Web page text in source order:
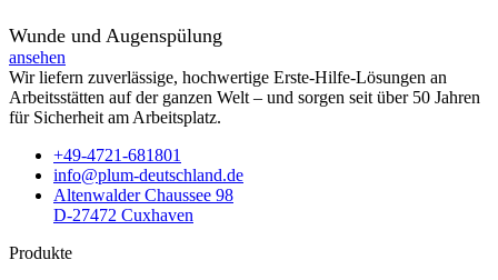
Wunde und Augenspülung
ansehen
Wir liefern zuverlässige, hochwertige Erste-Hilfe-Lösungen an
Arbeitsstätten auf der ganzen Welt – und sorgen seit über 50 Jahren
für Sicherheit am Arbeitsplatz.
+49-4721-681801
info@plum-deutschland.de
Altenwalder Chaussee 98
D-27472 Cuxhaven
Produkte